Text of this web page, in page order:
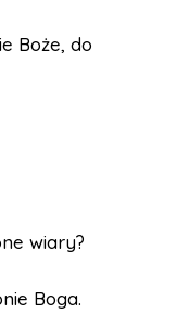
Boże, do
wiary?
Boga.